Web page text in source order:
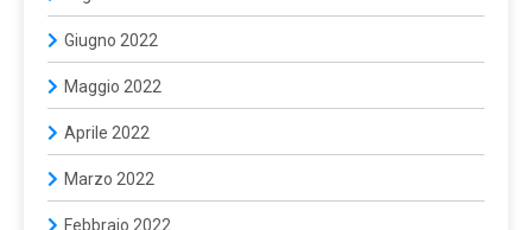
Giugno 2022
Maggio 2022
Aprile 2022
Marzo 2022
Febbraio 2022